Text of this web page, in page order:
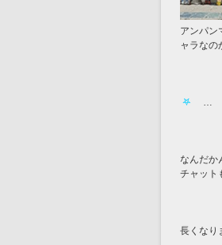
アンパン
ャラなの
𖤐 …
なんだか
チャット
長くなり